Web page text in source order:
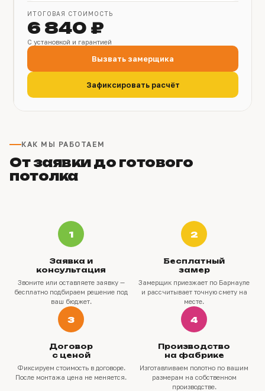
ИТОГОВАЯ СТОИМОСТЬ
6 840 ₽
С установкой и гарантией
Вызвать замерщика
Зафиксировать расчёт
КАК МЫ РАБОТАЕМ
От заявки до готового
потолка
1
Заявка и
консультация
Звоните или оставляете заявку —
бесплатно подбираем решение под
ваш бюджет.
2
Бесплатный
замер
Замерщик приезжает по Барнауле
и рассчитывает точную смету на
месте.
3
Договор
с ценой
Фиксируем стоимость в договоре.
После монтажа цена не меняется.
4
Производство
на фабрике
Изготавливаем полотно по вашим
размерам на собственном
производстве.